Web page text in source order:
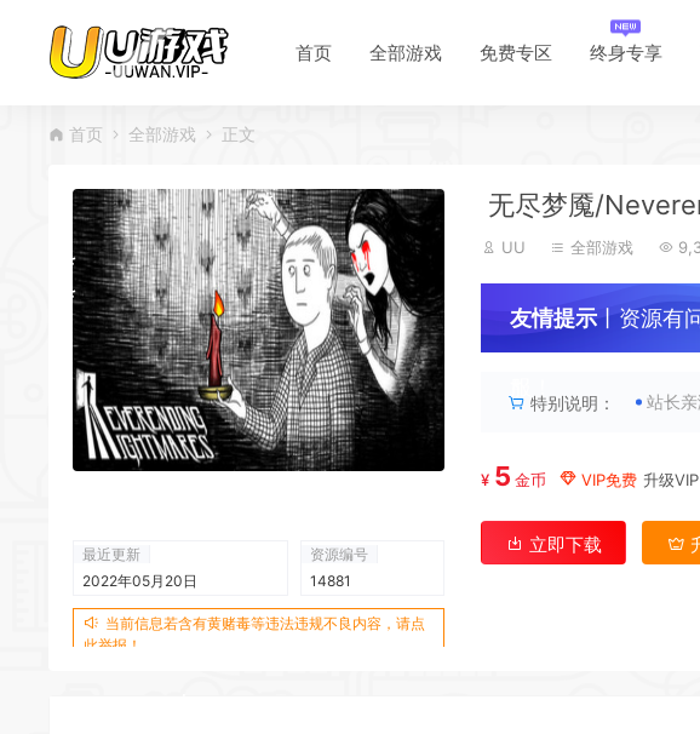
首页 全部游戏 免费专区 终身专享
首页 全部游戏 正文
最近更新
2022年05月20日
资源编号
14881
当前信息若含有黄赌毒等违法违规不良内容，请点
此举报！
无尽梦魇/
UU 全部游戏
友情提示丨资源有
特别说明： 站长
¥ 5 金币 VIP免费 升级VIP
立即下载
*
*
*